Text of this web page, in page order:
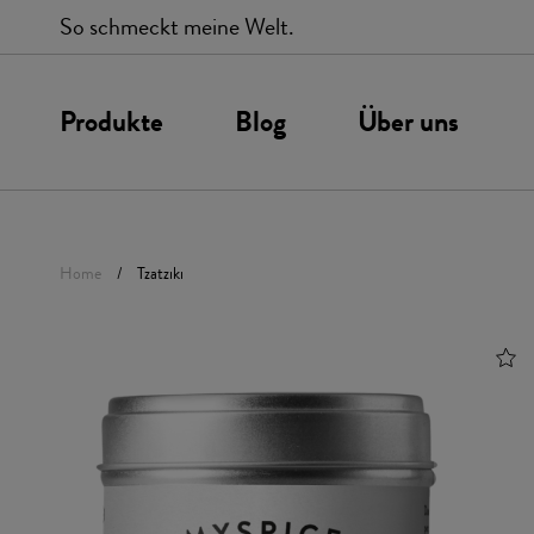
So schmeckt meine Welt.
Produkte
Chilis
BBQ Salze
Blog Über uns
Home Tzatziki